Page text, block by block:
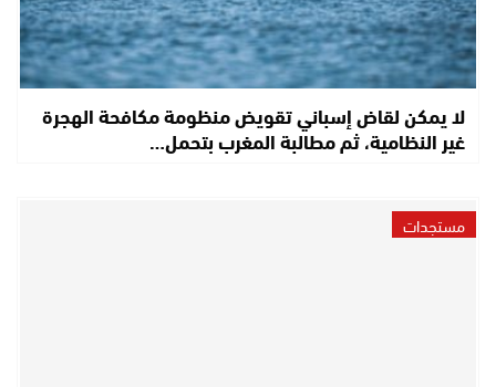
لا يمكن لقاض إسباني تقويض منظومة مكافحة الهجرة
غير النظامية، ثم مطالبة المغرب بتحمل…
مستجدات